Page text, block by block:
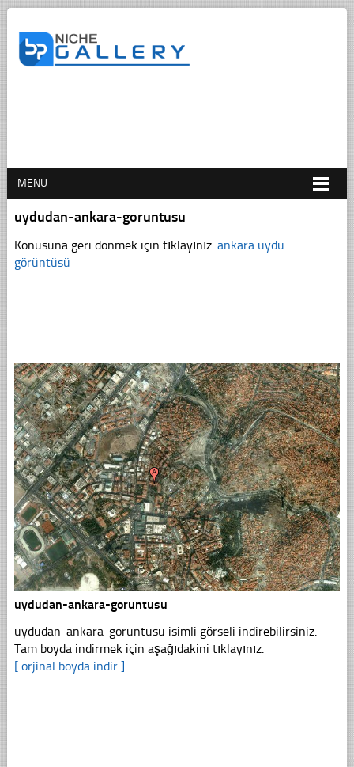
MENU
uydudan-ankara-goruntusu
Konusuna geri dönmek için tıklayınız. ankara uydu
görüntüsü
uydudan-ankara-goruntusu
uydudan-ankara-goruntusu isimli görseli indirebilirsiniz.
Tam boyda indirmek için aşağıdakini tıklayınız.
[ orjinal boyda indir ]